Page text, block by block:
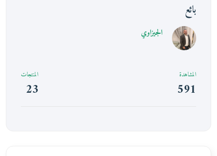
بائع
الجيزاوي
المشاهدة
591
المنتجات
23